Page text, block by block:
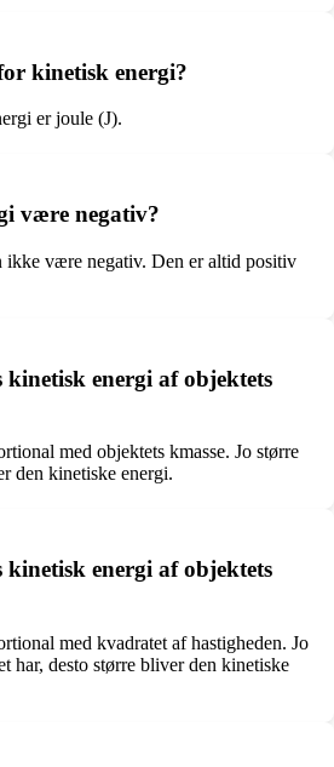
kinetisk energi?
er joule (J).
være negativ?
ikke være negativ. Den er altid positiv
energi af objektets
med objektets kmasse. Jo større
den kinetiske energi.
energi af objektets
med kvadratet af hastigheden. Jo
har, desto større bliver den kinetiske